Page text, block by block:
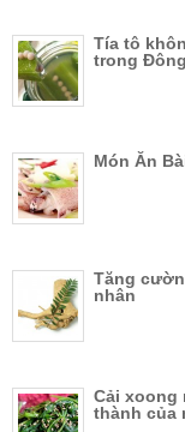
Tía tô
trong
Món Ăn
Tăng
nhân
Cải xoong
thành của